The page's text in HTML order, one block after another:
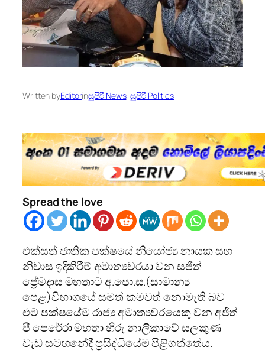
Written byEditorinසුපිරි News, සුපිරි Politics
Spread the love
එක්සත් ජාතික පක්ෂයේ නියෝජ්‍ය නායක සහ
නිවාස ඉදිකිරීම් අමාත්‍යවරයා වන සජිත්
ප්‍රේමදාස මහතාට අ.පො.ස.(සාමාන්‍ය
පෙළ)විභාගයේ සමත් කමවත් නොමැති බව
එම පක්ෂයේම රාජ්‍ය අමාත්‍යවරයෙකු වන අජිත්
පී පෙරේරා මහතා හිරු නාලිකාවේ සලකුණ
වැඩ සටහනේදී ප්‍රසිද්ධියේම පිළිගත්තේය.